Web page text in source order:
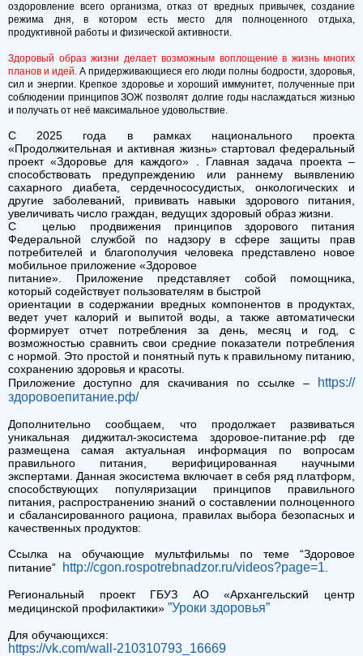
оздоровление всего организма, отказ от вредных привычек, создание
режима дня, в котором есть место для полноценного отдыха,
продуктивной работы и физической активности.
Здоровый образ жизни делает возможным воплощение в жизнь многих
планов и идей. А придерживающиеся его люди полны бодрости, здоровья,
сил и энергии. Крепкое здоровье и хороший иммунитет, полученные при
соблюдении принципов ЗОЖ позволят долгие годы наслаждаться жизнью
и получать от неё максимальное удовольствие.
С 2025 года в рамках национального проекта
«Продолжительная и активная жизнь» стартовал федеральный
проект «Здоровье для каждого» . Главная задача проекта –
способствовать предупреждению или раннему выявлению
сахарного диабета, сердечнососудистых, онкологических и
другие заболеваний, прививать навыки здорового питания,
увеличивать число граждан, ведущих здоровый образ жизни.
С целью продвижения принципов здорового питания
Федеральной службой по надзору в сфере защиты прав
потребителей и благополучия человека представлено новое
мобильное приложение «Здоровое
питание». Приложение представляет собой помощника,
который содействует пользователям в быстрой
ориентации в содержании вредных компонентов в продуктах,
ведет учет калорий и выпитой воды, а также автоматически
формирует отчет потребления за день, месяц и год, с
возможностью сравнить свои средние показатели потребления
с нормой. Это простой и понятный путь к правильному питанию,
сохранению здоровья и красоты.
Приложение доступно для скачивания по ссылке –
https://
здоровоепитание.рф/
Дополнительно сообщаем, что продолжает развиваться
уникальная диджитал-экосистема здоровое-питание.рф где
размещена самая актуальная информация по вопросам
правильного питания, верифицированная научными
экспертами. Данная экосистема включает в себя ряд платформ,
способствующих популяризации принципов правильного
питания, распространению знаний о составлении полноценного
и сбалансированного рациона, правилах выбора безопасных и
качественных продуктов:
Ссылка на обучающие мультфильмы по теме “Здоровое
питание”
http://cgon.rospotrebnadzor.ru/videos?page=1
Региональный проект ГБУЗ АО «Архангельский центр
медицинской профилактики» ”Уроки здоровья”
Для обучающихся:
https://vk.com/wall-210310793_16669